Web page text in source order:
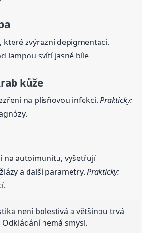
které zvýrazní depigmentaci.
lampou svítí jasně bíle.
kůže
na plísňovou infekci.Prakticky:
na autoimunitu, vyšetřují
a další parametry.Prakticky:
není bolestivá a většinou trvá
nemá smysl.